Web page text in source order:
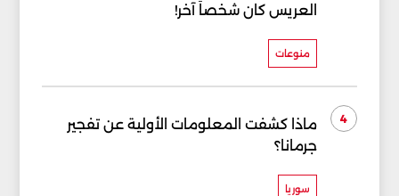
العريس كان شخصاً آخر!
منوعات
4
ماذا كشفت المعلومات الأولية عن تفجير
جرمانا؟
سوريا